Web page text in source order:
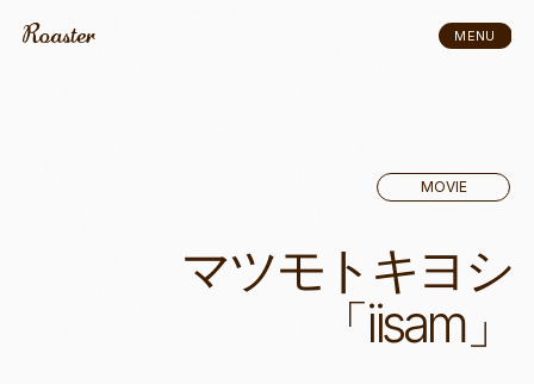
MENU
MOVIE
マツモトキヨシ
「iisam」